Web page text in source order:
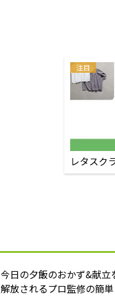
注目
レタスク
今日の夕飯のおかず&献立
解放されるプロ監修の簡